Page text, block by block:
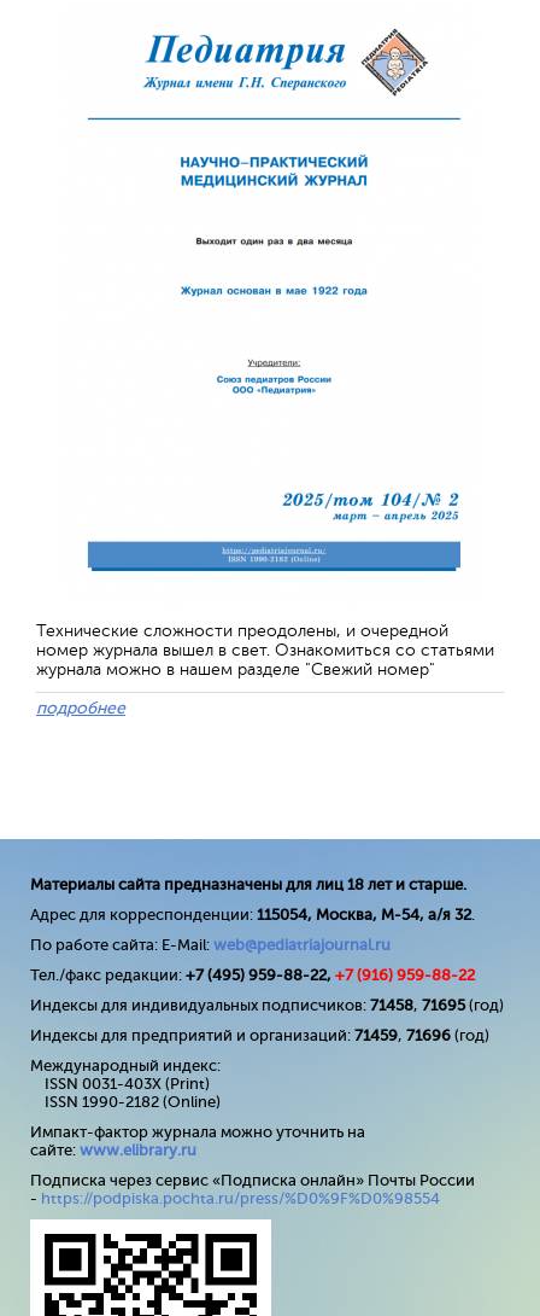
Технические сложности преодолены, и очередной
номер журнала вышел в свет. Ознакомиться со статьями
журнала можно в нашем разделе "Свежий номер"
подробнее
Материалы сайта предназначены для лиц 18 лет и старше.
Адрес для корреспонденции: 115054, Москва, М-54, а/я 32.
По работе сайта: E-Mail: web@pediatriajournal.ru
Тел./факс редакции: +7 (495) 959-88-22, +7 (916) 959-88-22
Индексы для индивидуальных подписчиков: 71458, 71695(год)
Индексы для предприятий и организаций: 71459, 71696 (год)
Международный индекс:
ISSN 0031-403X (Print)
ISSN 1990-2182 (Online)
Импакт-фактор журнала можно уточнить на
сайте: www.elibrary.ru
Подписка через сервис «Подписка онлайн» Почты России
- https://podpiska.pochta.ru/press/%D0%9F%D0%98554